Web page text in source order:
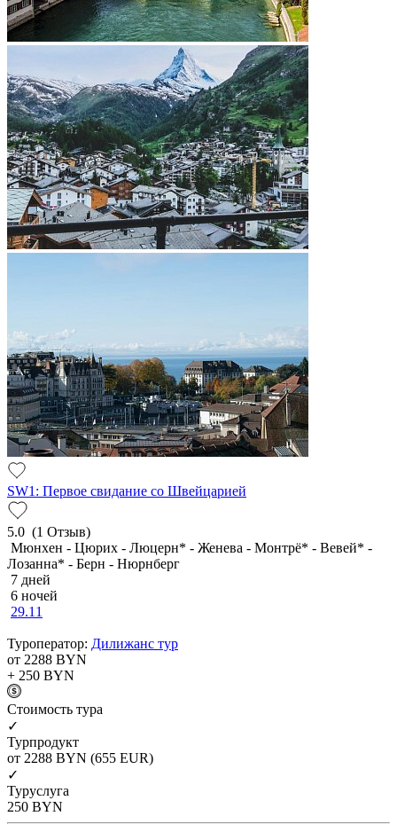
SW1: Первое свидание со Швейцарией
5.0 (1 Отзыв)
Мюнхен - Цюрих - Люцерн* - Женева - Монтрё* - Вевей* -
Лозанна* - Берн - Нюрнберг
7 дней
6 ночей
29.11
Туроператор: Дилижанс тур
от 2288 BYN
+ 250 BYN
Cтоимость тура
✓
Турпродукт
от 2288 BYN (655 EUR)
✓
Туруслуга
250 BYN